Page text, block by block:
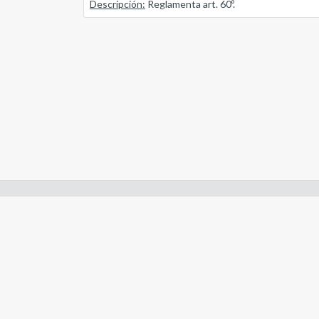
Descripción: Reglamenta art. 60º.